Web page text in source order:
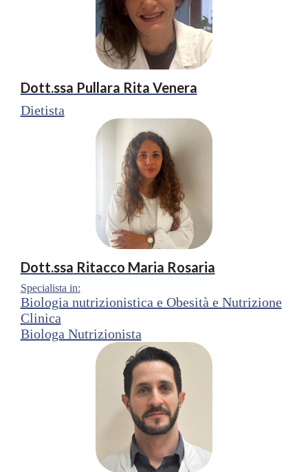
Dott.ssa Pullara Rita Venera
Dietista
Dott.ssa Ritacco Maria Rosaria
Specialista in:
Biologia nutrizionistica e Obesità e Nutrizione
Clinica
Biologa Nutrizionista